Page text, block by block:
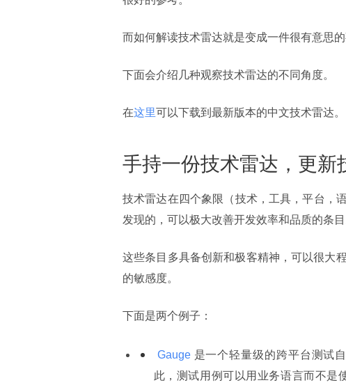
而如何解读技术雷达就是变成一件很有意思
下面会介绍几种观察技术雷达的不同角度。
在这里可以下载到最新版本的中文技术雷达。
手持一份技术雷达，更新
技术雷达在四个象限（技术，工具，平台，
发现的，可以极大改善开发效率和品质的条
这些条目多具备创新和极客精神，可以很大
的敏感度。
下面是两个例子：
Gauge 是一个轻量级的跨平台测试
此，测试用例可以用业务语言而不是